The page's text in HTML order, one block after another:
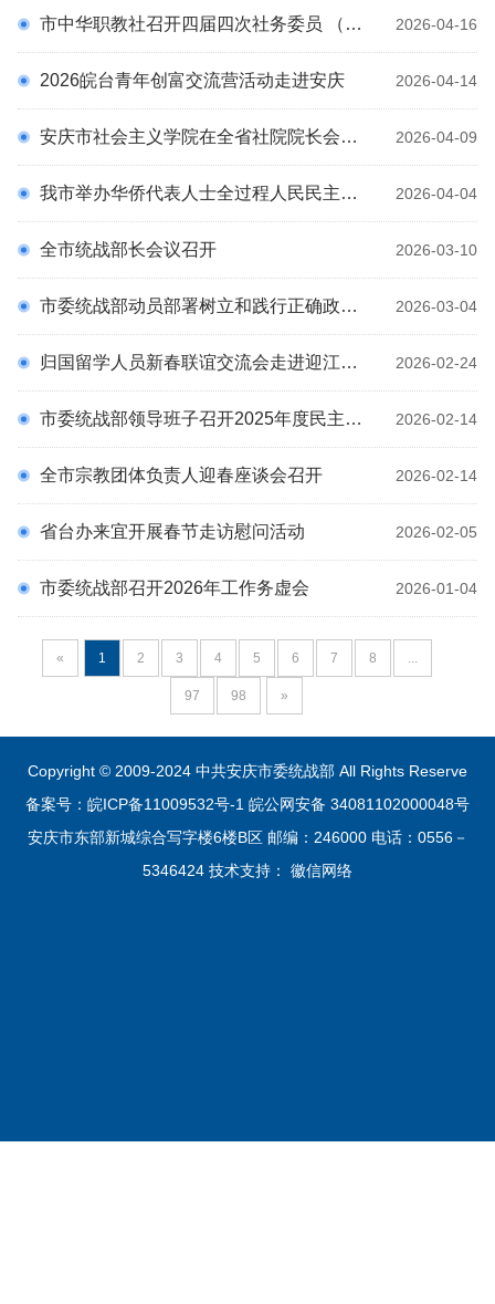
统战文化
2026-04-16
市中华职教社召开四届四次社务委员 （扩大）会议
2026-04-14
2026皖台青年创富交流营活动走进安庆
2026-04-09
安庆市社会主义学院在全省社院院长会议上作交流发言
2026-04-04
我市举办华侨代表人士全过程人民民主实践体验行活动
2026-03-10
全市统战部长会议召开
2026-03-04
市委统战部动员部署树立和践行正确政绩观学习教育工作
2026-02-24
归国留学人员新春联谊交流会走进迎江区 海归英才叙乡情 共话发展谱新篇
2026-02-14
市委统战部领导班子召开2025年度民主生活会
2026-02-14
全市宗教团体负责人迎春座谈会召开
2026-02-05
省台办来宜开展春节走访慰问活动
2026-01-04
市委统战部召开2026年工作务虚会
« 1 2 3 4 5 6 7 8 ...
97 98 »
Copyright © 2009-2024 中共安庆市委统战部 All Rights Reserve
备案号：皖ICP备11009532号-1 皖公网安备 34081102000048号
安庆市东部新城综合写字楼6楼B区 邮编：246000 电话：0556－
5346424 技术支持： 徽信网络